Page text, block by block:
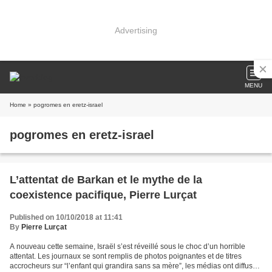
Advertising
MENU
Home » pogromes en eretz-israel
pogromes en eretz-israel
L’attentat de Barkan et le mythe de la
coexistence pacifique, Pierre Lurçat
Published on 10/10/2018 at 11:41
By Pierre Lurçat
A nouveau cette semaine, Israël s’est réveillé sous le choc d’un horrible
attentat. Les journaux se sont remplis de photos poignantes et de titres
accrocheurs sur “l’enfant qui grandira sans sa mère”, les médias ont diffusé